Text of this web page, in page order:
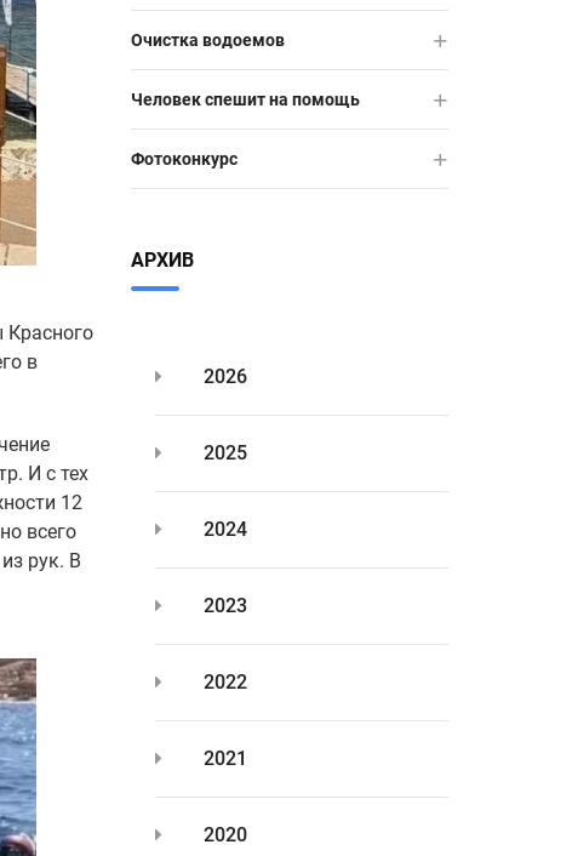
Красного
в
И с тех
12
всего
рук. В
Очистка водоемов
Человек спешит на помощь
Фотоконкурс
АРХИВ
2026
2025
2024
2023
2022
2021
2020